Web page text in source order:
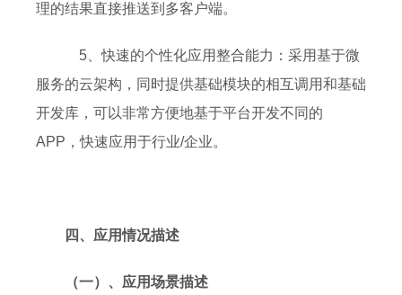
理的结果直接推送到多客户端。
5、快速的个性化应用整合能力：采用基于微
服务的云架构，同时提供基础模块的相互调用和基础
开发库，可以非常方便地基于平台开发不同的
APP，快速应用于行业/企业。
四、应用情况描述
（一）、应用场景描述